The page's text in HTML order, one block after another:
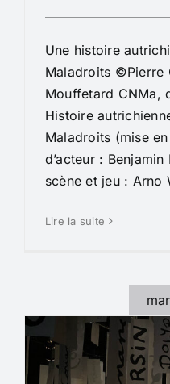
Une histoire
Maladroits ©Pierre
Mouffetard CNMa,
Histoire
Maladroits (mise
d’acteur :
scène et jeu : Arno
Lire la suite